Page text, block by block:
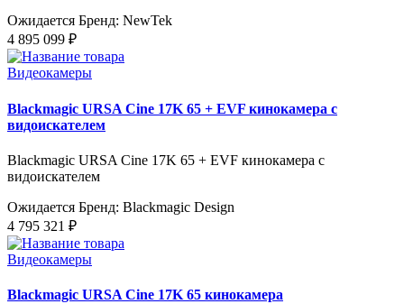
Ожидается Бренд: NewTek
4 895 099 ₽
Видеокамеры
Blackmagic URSA Cine 17K 65 + EVF кинокамера с
видоискателем
Blackmagic URSA Cine 17K 65 + EVF кинокамера с
видоискателем
Ожидается Бренд: Blackmagic Design
4 795 321 ₽
Видеокамеры
Blackmagic URSA Cine 17K 65 кинокамера